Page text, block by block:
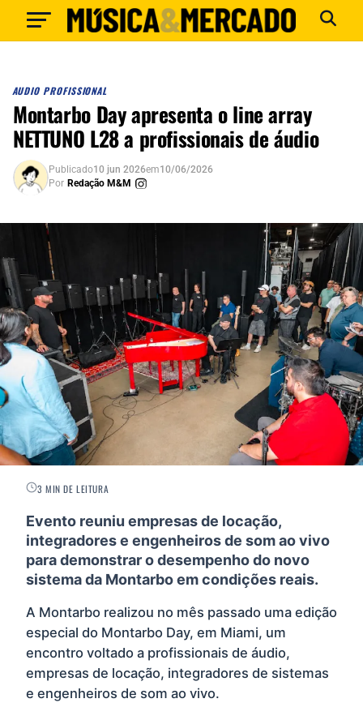
AUDIO PROFISSIONAL
Montarbo Day apresenta o line array
NETTUNO L28 a profissionais de áudio
Publicado10 jun 2026em10/06/2026
Por Redação M&M
3 MIN DE LEITURA
Evento reuniu empresas de locação,
integradores e engenheiros de som ao vivo
para demonstrar o desempenho do novo
sistema da Montarbo em condições reais.
A Montarbo realizou no mês passado uma edição
especial do Montarbo Day, em Miami, um
encontro voltado a profissionais de áudio,
empresas de locação, integradores de sistemas
e engenheiros de som ao vivo.